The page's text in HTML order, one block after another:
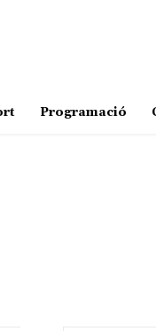
Programació